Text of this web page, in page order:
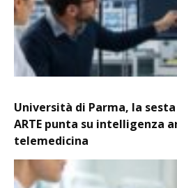
Università di Parma, la
ARTE punta su intelligenza
telemedicina